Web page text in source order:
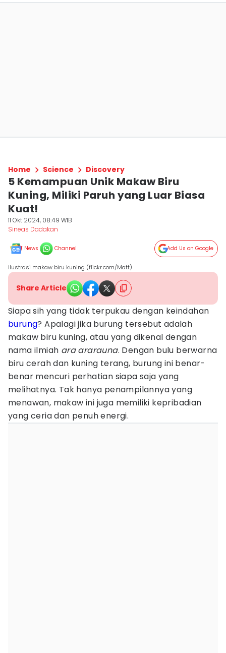
Home Science Discovery
5 Kemampuan Unik Makaw Biru
Kuning, Miliki Paruh yang Luar Biasa
Kuat!
11 Okt 2024, 08:49 WIB
Sineas Dadakan
News Channel Add Us on Google
ilustrasi makaw biru kuning (flickr.com/Matt)
Share Article
Siapa sih yang tidak terpukau dengan keindahan
burung? Apalagi jika burung tersebut adalah
makaw biru kuning, atau yang dikenal dengan
nama ilmiah ara ararauna. Dengan bulu berwarna
biru cerah dan kuning terang, burung ini benar-
benar mencuri perhatian siapa saja yang
melihatnya. Tak hanya penampilannya yang
menawan, makaw ini juga memiliki kepribadian
yang ceria dan penuh energi.